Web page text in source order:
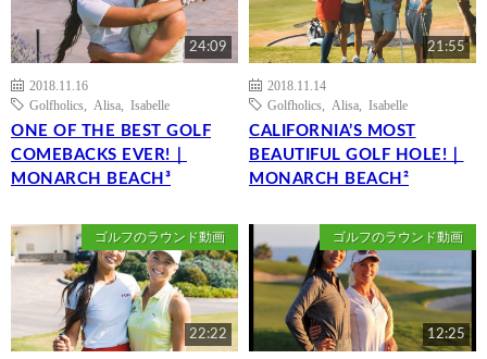
24:09
2018.11.16
Golfholics
Alisa Isabelle
ONE OF THE BEST GOLF
COMEBACKS EVER!｜
MONARCH BEACH³
21:55
2018.11.14
Golfholics
Alisa Isabelle
CALIFORNIA’S MOST
BEAUTIFUL GOLF HOLE!｜
MONARCH BEACH²
ゴルフのラウンド動画
22:22
ゴルフのラウンド動画
12:25